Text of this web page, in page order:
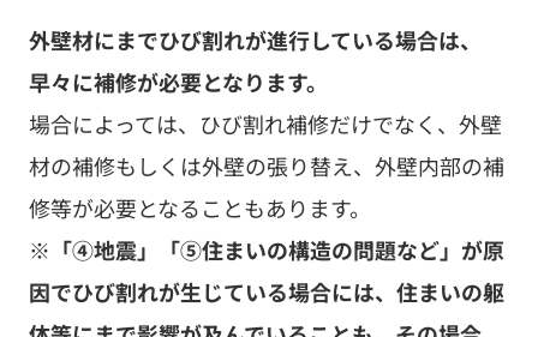
外壁材にまでひび割れが進行している場合は、
早々に補修が必要となります。
場合によっては、ひび割れ補修だけでなく、外壁
材の補修もしくは外壁の張り替え、外壁内部の補
修等が必要となることもあります。
※「④地震」「⑤住まいの構造の問題など」が原
因でひび割れが生じている場合には、住まいの躯